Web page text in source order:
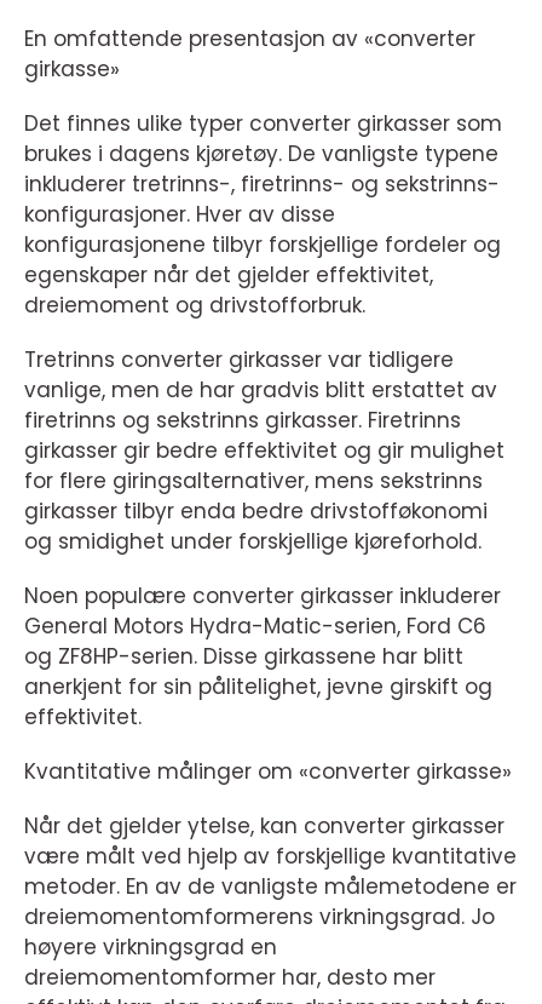
En omfattende presentasjon av «converter
girkasse»
Det finnes ulike typer converter girkasser som
brukes i dagens kjøretøy. De vanligste typene
inkluderer tretrinns-, firetrinns- og sekstrinns-
konfigurasjoner. Hver av disse
konfigurasjonene tilbyr forskjellige fordeler og
egenskaper når det gjelder effektivitet,
dreiemoment og drivstofforbruk.
Tretrinns converter girkasser var tidligere
vanlige, men de har gradvis blitt erstattet av
firetrinns og sekstrinns girkasser. Firetrinns
girkasser gir bedre effektivitet og gir mulighet
for flere giringsalternativer, mens sekstrinns
girkasser tilbyr enda bedre drivstofføkonomi
og smidighet under forskjellige kjøreforhold.
Noen populære converter girkasser inkluderer
General Motors Hydra-Matic-serien, Ford C6
og ZF8HP-serien. Disse girkassene har blitt
anerkjent for sin pålitelighet, jevne girskift og
effektivitet.
Kvantitative målinger om «converter girkasse»
Når det gjelder ytelse, kan converter girkasser
være målt ved hjelp av forskjellige kvantitative
metoder. En av de vanligste målemetodene er
dreiemomentomformerens virkningsgrad. Jo
høyere virkningsgrad en
dreiemomentomformer har, desto mer